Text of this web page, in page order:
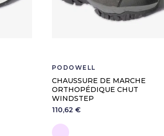
PODOWELL
CHAUSSURE DE MARCHE
ORTHOPÉDIQUE CHUT
WINDSTEP
110,62 €
Rose